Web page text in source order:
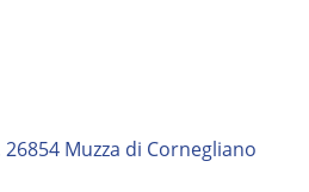
Muzza di Cornegliano